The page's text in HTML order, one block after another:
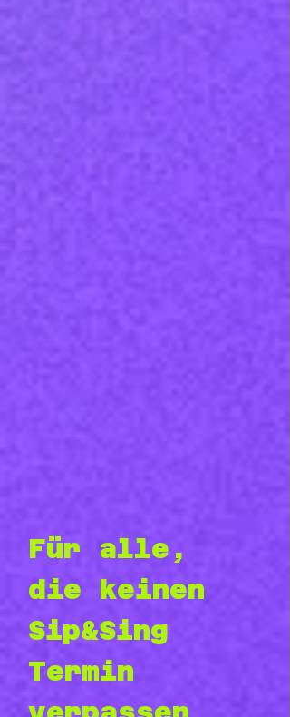
Für alle,
die keinen
Sip&Sing
Termin